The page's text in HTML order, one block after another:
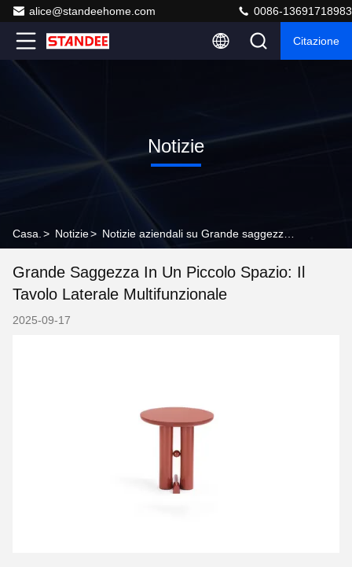
alice@standeehome.com 0086-13691718983
Citazione
Notizie
Casa. > Notizie>
Grande Saggezza In Un Piccolo Spazio: Il
Tavolo Laterale Multifunzionale
2025-09-17